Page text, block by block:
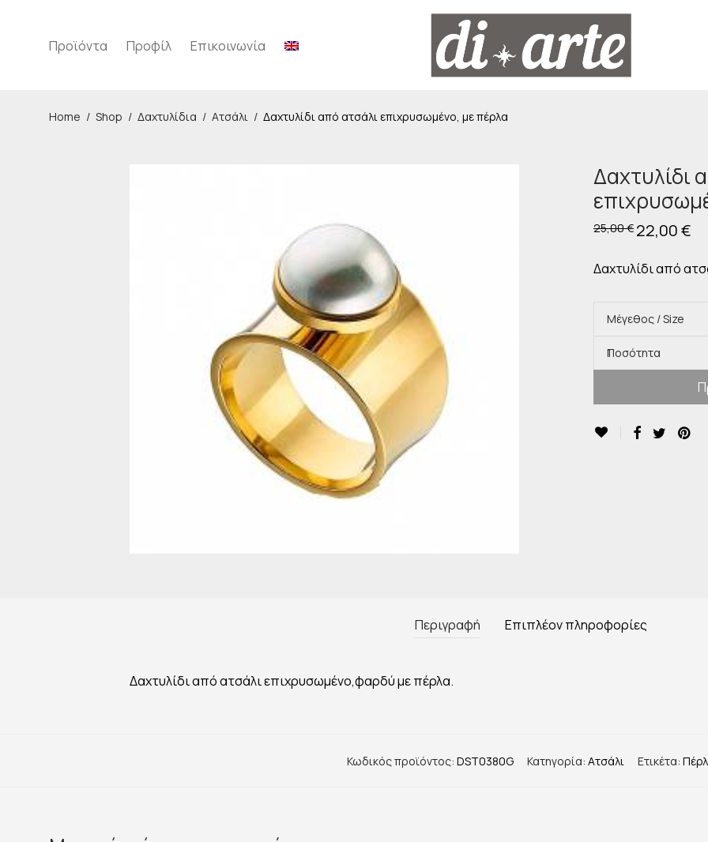
Προϊόντα Προφίλ Επικοινωνία
Home / Shop / Δαχτυλίδια / Ατσάλι / Δαχτυλίδι από ατσάλι επιχρυσωμένο, με πέρλα
Δαχτυλίδι
25,00€ Original
price
25,00 €.
22,00€
Δαχτυλίδι από
Μέγεθος / Size
Ποσότητα
1
Περιγραφή Επιπλέον πληροφορίες
Δαχτυλίδι από ατσάλι επιχρυσωμένο,φαρδύ με πέρλα.
Κωδικός προϊόντος: DST0380G Κατηγορία: Ατσάλι Ετικέτα: